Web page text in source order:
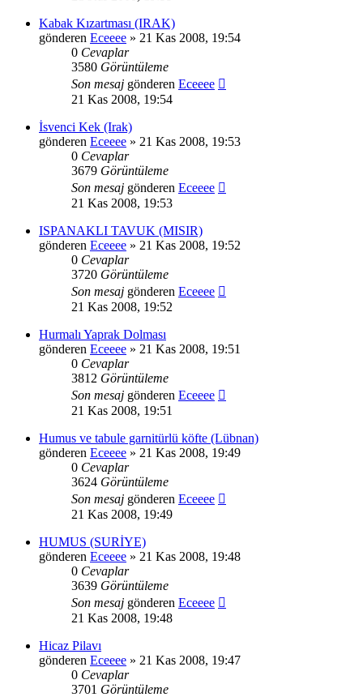
Kabak Kızartması (IRAK)
gönderen Eceeee » 21 Kas 2008, 19:54
0 Cevaplar
3580 Görüntüleme
Son mesaj gönderen Eceeee
21 Kas 2008, 19:54
İsvenci Kek (Irak)
gönderen Eceeee » 21 Kas 2008, 19:53
0 Cevaplar
3679 Görüntüleme
Son mesaj gönderen Eceeee
21 Kas 2008, 19:53
ISPANAKLI TAVUK (MISIR)
gönderen Eceeee » 21 Kas 2008, 19:52
0 Cevaplar
3720 Görüntüleme
Son mesaj gönderen Eceeee
21 Kas 2008, 19:52
Hurmalı Yaprak Dolması
gönderen Eceeee » 21 Kas 2008, 19:51
0 Cevaplar
3812 Görüntüleme
Son mesaj gönderen Eceeee
21 Kas 2008, 19:51
Humus ve tabule garnitürlü köfte (Lübnan)
gönderen Eceeee » 21 Kas 2008, 19:49
0 Cevaplar
3624 Görüntüleme
Son mesaj gönderen Eceeee
21 Kas 2008, 19:49
HUMUS (SURİYE)
gönderen Eceeee » 21 Kas 2008, 19:48
0 Cevaplar
3639 Görüntüleme
Son mesaj gönderen Eceeee
21 Kas 2008, 19:48
Hicaz Pilavı
gönderen Eceeee » 21 Kas 2008, 19:47
0 Cevaplar
3701 Görüntüleme